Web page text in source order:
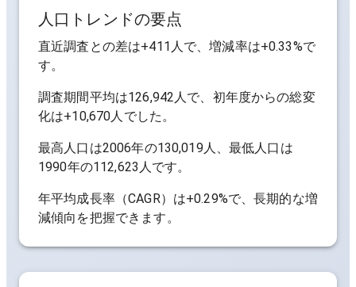
人口トレンドの要点
直近調査との差は+411人で、増減率は+0.33%で
す。
調査期間平均は126,942人で、初年度からの総変
化は+10,670人 でした。
最高人口は2006年の130,019人 、最低人口は
1990年の112,623人です。
年平均成長率（CAGR）は+0.29%で、長期的な増
減傾向を把握できます。